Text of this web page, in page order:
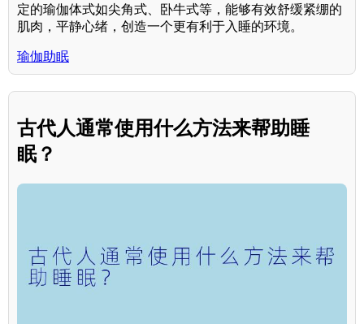
定的瑜伽体式如尖角式、卧牛式等，能够有效舒缓紧绷的
肌肉，平静心绪，创造一个更有利于入睡的环境。
瑜伽助眠
古代人通常使用什么方法来帮助睡
眠？